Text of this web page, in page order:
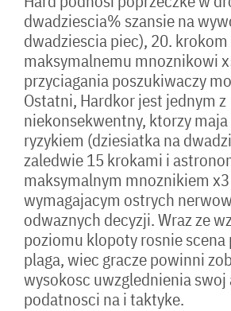
dwadziescia% szansie na
dwadziescia piec), 20. krokom
maksymalnemu mnoznikowi
przyciagania poszukiwaczy
Ostatni, Hardkor jest jednym z
niekonsekwentny, ktorzy
ryzykiem (dziesiatka na
zaledwie 15 krokami i
maksymalnym mnoznikiem
wymagajacym ostrych
odwaznych decyzji. Wraz ze
poziomu klopoty rosnie scena
plaga, wiec gracze powinni
wysokosc uwzglednienia swoj
podatnosci na i taktyke.